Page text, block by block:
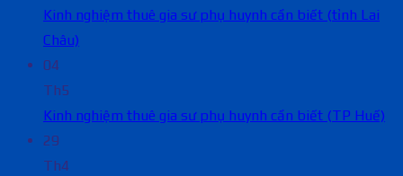
Kinh nghiệm thuê gia sư phụ huynh cần biết (tỉnh Lai
Châu)
04
Th5
Kinh nghiệm thuê gia sư phụ huynh cần biết (TP Huế)
29
Th4